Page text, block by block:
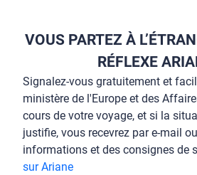
VOUS PARTEZ À
RÉFLEXE
Signalez-vous gratuitement et
ministère de l'Europe et des
cours de votre voyage, et si la
justifie, vous recevrez par e-mail
informations et des consignes de
sur Ariane